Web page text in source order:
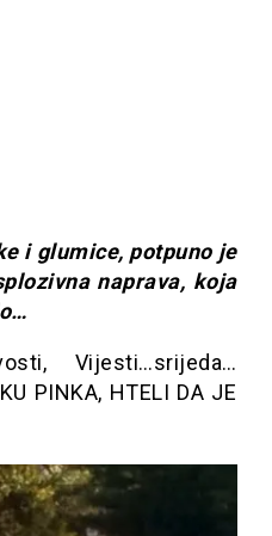
i glumice, potpuno je
naprava, koja
Vijesti…srijeda…
PINKA, HTELI DA JE